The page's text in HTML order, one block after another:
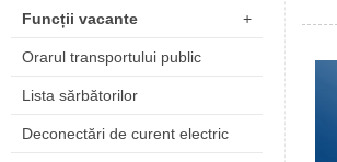
Funcții vacante +
Orarul transportului public
Lista sărbătorilor
Deconectări de curent electric